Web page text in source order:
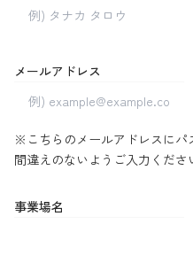
メールアドレス
※こちらのメールアドレスにパ
間違えのないようご入力くださ
事業場名